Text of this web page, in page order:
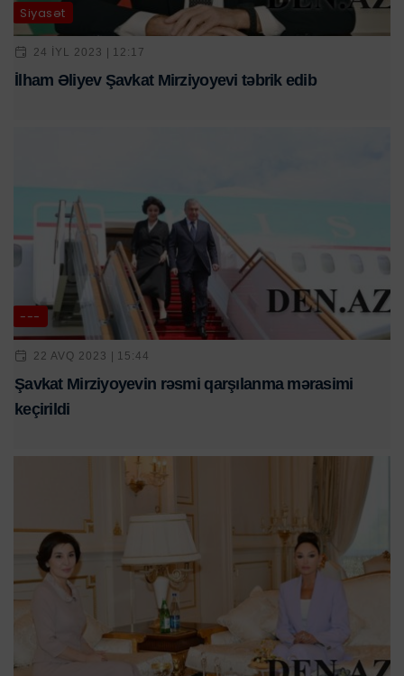
Siyasət
24 IYL 2023 | 12:17
İlham Əliyev Şavkat Mirziyoyevi təbrik edib
---
22 AVQ 2023 | 15:44
Şavkat Mirziyoyevin rəsmi qarşılanma mərasimi
keçirildi